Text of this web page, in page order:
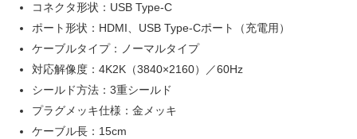
コネクタ形状：USB Type-C
ポート形状：HDMI、USB Type-Cポート（充電用）
ケーブルタイプ：ノーマルタイプ
対応解像度：4K2K（3840×2160）／60Hz
シールド方法：3重シールド
プラグメッキ仕様：金メッキ
ケーブル長：15cm